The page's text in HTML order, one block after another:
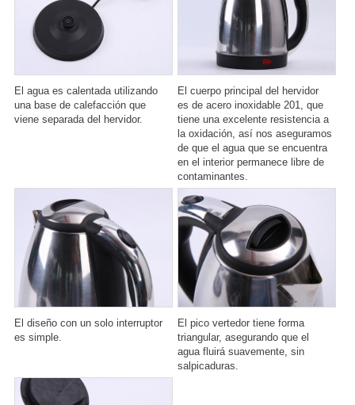
El agua es calentada utilizando
una base de calefacción que
viene separada del hervidor.
El cuerpo principal del hervidor
es de acero inoxidable 201, que
tiene una excelente resistencia a
la oxidación, así nos aseguramos
de que el agua que se encuentra
en el interior permanece libre de
contaminantes.
El diseño con un solo interruptor
es simple.
El pico vertedor tiene forma
triangular, asegurando que el
agua fluirá suavemente, sin
salpicaduras.